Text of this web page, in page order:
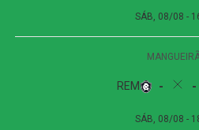
placar não foi alterado. O
Próximos jogos
Internacional x